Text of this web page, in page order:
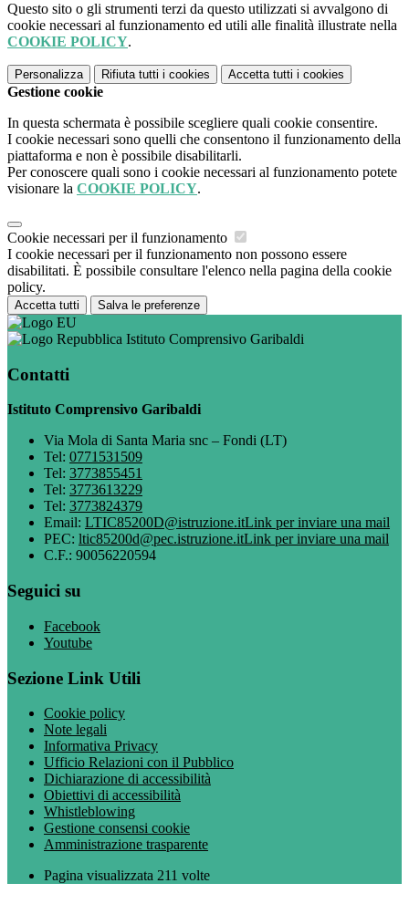
Questo sito o gli strumenti terzi da questo utilizzati si avvalgono di
cookie necessari al funzionamento ed utili alle finalità illustrate nella
COOKIE POLICY.
Personalizza Rifiuta tutti i cookies Accetta tutti i cookies
Gestione cookie
In questa schermata è possibile scegliere quali cookie consentire.
I cookie necessari sono quelli che consentono il funzionamento della
piattaforma e non è possibile disabilitarli.
Per conoscere quali sono i cookie necessari al funzionamento potete
visionare la COOKIE POLICY.
Cookie necessari per il funzionamento
I cookie necessari per il funzionamento non possono essere
disabilitati. È possibile consultare l'elenco nella pagina della cookie
policy.
Accetta tutti Salva le preferenze
Istituto Comprensivo Garibaldi
Contatti
Istituto Comprensivo Garibaldi
Via Mola di Santa Maria snc – Fondi (LT)
Tel: 0771531509
Tel: 3773855451
Tel: 3773613229
Tel: 3773824379
Email: LTIC85200D@istruzione.itLink per inviare una mail
PEC: ltic85200d@pec.istruzione.itLink per inviare una mail
C.F.: 90056220594
Seguici su
Facebook
Youtube
Sezione Link Utili
Cookie policy
Note legali
Informativa Privacy
Ufficio Relazioni con il Pubblico
Dichiarazione di accessibilità
Obiettivi di accessibilità
Whistleblowing
Gestione consensi cookie
Amministrazione trasparente
Pagina visualizzata 211 volte